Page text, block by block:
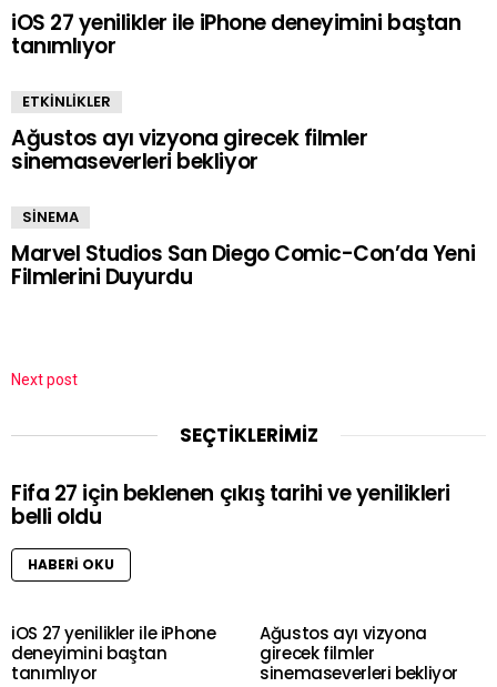
iOS 27 yenilikler ile iPhone deneyimini baştan
tanımlıyor
ETKİNLİKLER
Ağustos ayı vizyona girecek filmler
sinemaseverleri bekliyor
SİNEMA
Marvel Studios San Diego Comic-Con’da Yeni
Filmlerini Duyurdu
Next post
SEÇTİKLERİMİZ
Fifa 27 için beklenen çıkış tarihi ve yenilikleri
belli oldu
HABERI OKU
iOS 27 yenilikler ile iPhone
deneyimini baştan
tanımlıyor
Ağustos ayı vizyona
girecek filmler
sinemaseverleri bekliyor